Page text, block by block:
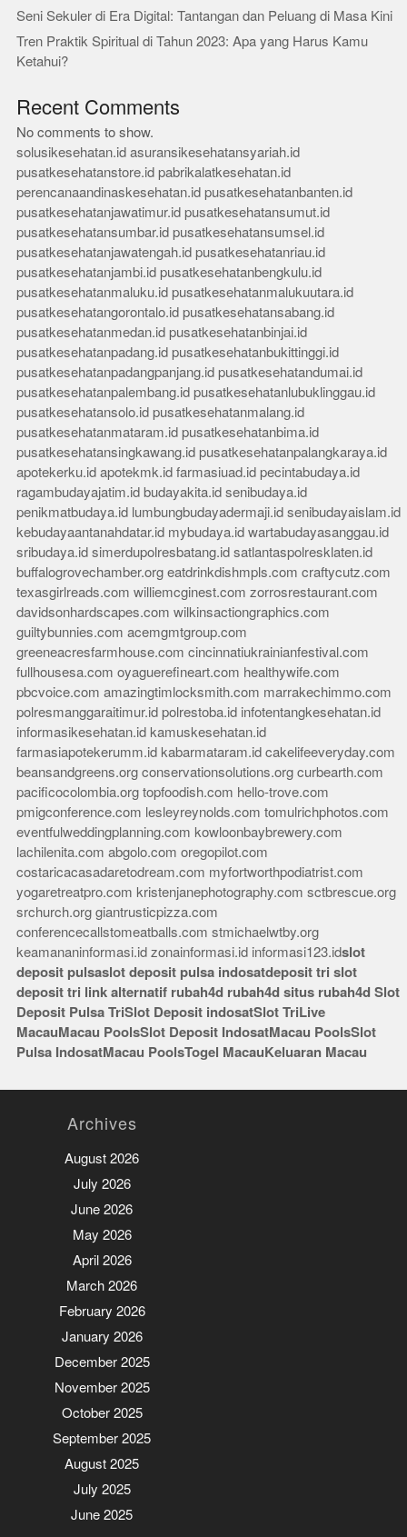
Seni Sekuler di Era Digital: Tantangan dan Peluang di Masa Kini
Tren Praktik Spiritual di Tahun 2023: Apa yang Harus Kamu
Ketahui?
Recent Comments
No comments to show.
solusikesehatan.id asuransikesehatansyariah.id
pusatkesehatanstore.id pabrikalatkesehatan.id
perencanaandinaskesehatan.id pusatkesehatanbanten.id
pusatkesehatanjawatimur.id pusatkesehatansumut.id
pusatkesehatansumbar.id pusatkesehatansumsel.id
pusatkesehatanjawatengah.id pusatkesehatanriau.id
pusatkesehatanjambi.id pusatkesehatanbengkulu.id
pusatkesehatanmaluku.id pusatkesehatanmalukuutara.id
pusatkesehatangorontalo.id pusatkesehatansabang.id
pusatkesehatanmedan.id pusatkesehatanbinjai.id
pusatkesehatanpadang.id pusatkesehatanbukittinggi.id
pusatkesehatanpadangpanjang.id pusatkesehatandumai.id
pusatkesehatanpalembang.id pusatkesehatanlubuklinggau.id
pusatkesehatansolo.id pusatkesehatanmalang.id
pusatkesehatanmataram.id pusatkesehatanbima.id
pusatkesehatansingkawang.id pusatkesehatanpalangkaraya.id
apotekerku.id apotekmk.id farmasiuad.id pecintabudaya.id
ragambudayajatim.id budayakita.id senibudaya.id
penikmatbudaya.id lumbungbudayadermaji.id senibudayaislam.id
kebudayaantanahdatar.id mybudaya.id wartabudayasanggau.id
sribudaya.id simerdupolresbatang.id satlantaspolresklaten.id
buffalogrovechamber.org eatdrinkdishmpls.com craftycutz.com
texasgirlreads.com williemcginest.com zorrosrestaurant.com
davidsonhardscapes.com wilkinsactiongraphics.com
guiltybunnies.com acemgmtgroup.com
greeneacresfarmhouse.com cincinnatiukrainianfestival.com
fullhousesa.com oyaguerefineart.com healthywife.com
pbcvoice.com amazingtimlocksmith.com marrakechimmo.com
polresmanggaraitimur.id polrestoba.id infotentangkesehatan.id
informasikesehatan.id kamuskesehatan.id
farmasiapotekerumm.id kabarmataram.id cakelifeeveryday.com
beansandgreens.org conservationsolutions.org curbearth.com
pacificocolombia.org topfoodish.com hello-trove.com
pmigconference.com lesleyreynolds.com tomulrichphotos.com
eventfulweddingplanning.com kowloonbaybrewery.com
lachilenita.com abgolo.com oregopilot.com
costaricacasadaretodream.com myfortworthpodiatrist.com
yogaretreatpro.com kristenjanephotography.com sctbrescue.org
srchurch.org giantrusticpizza.com
conferencecallstomeatballs.com stmichaelwtby.org
keamananinformasi.id zonainformasi.id informasi123.idslot
deposit pulsaslot deposit pulsa indosatdeposit tri slot
deposit tri link alternatif rubah4d rubah4d situs rubah4d Slot
Deposit Pulsa TriSlot Deposit indosatSlot TriLive
MacauMacau PoolsSlot Deposit IndosatMacau PoolsSlot
Pulsa IndosatMacau PoolsTogel MacauKeluaran Macau
Archives
August 2026
July 2026
June 2026
May 2026
April 2026
March 2026
February 2026
January 2026
December 2025
November 2025
October 2025
September 2025
August 2025
July 2025
June 2025